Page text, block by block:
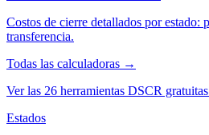
Costos de cierre detallados por estado:
transferencia.
Todas las calculadoras →
Ver las 26 herramientas DSCR
Estados